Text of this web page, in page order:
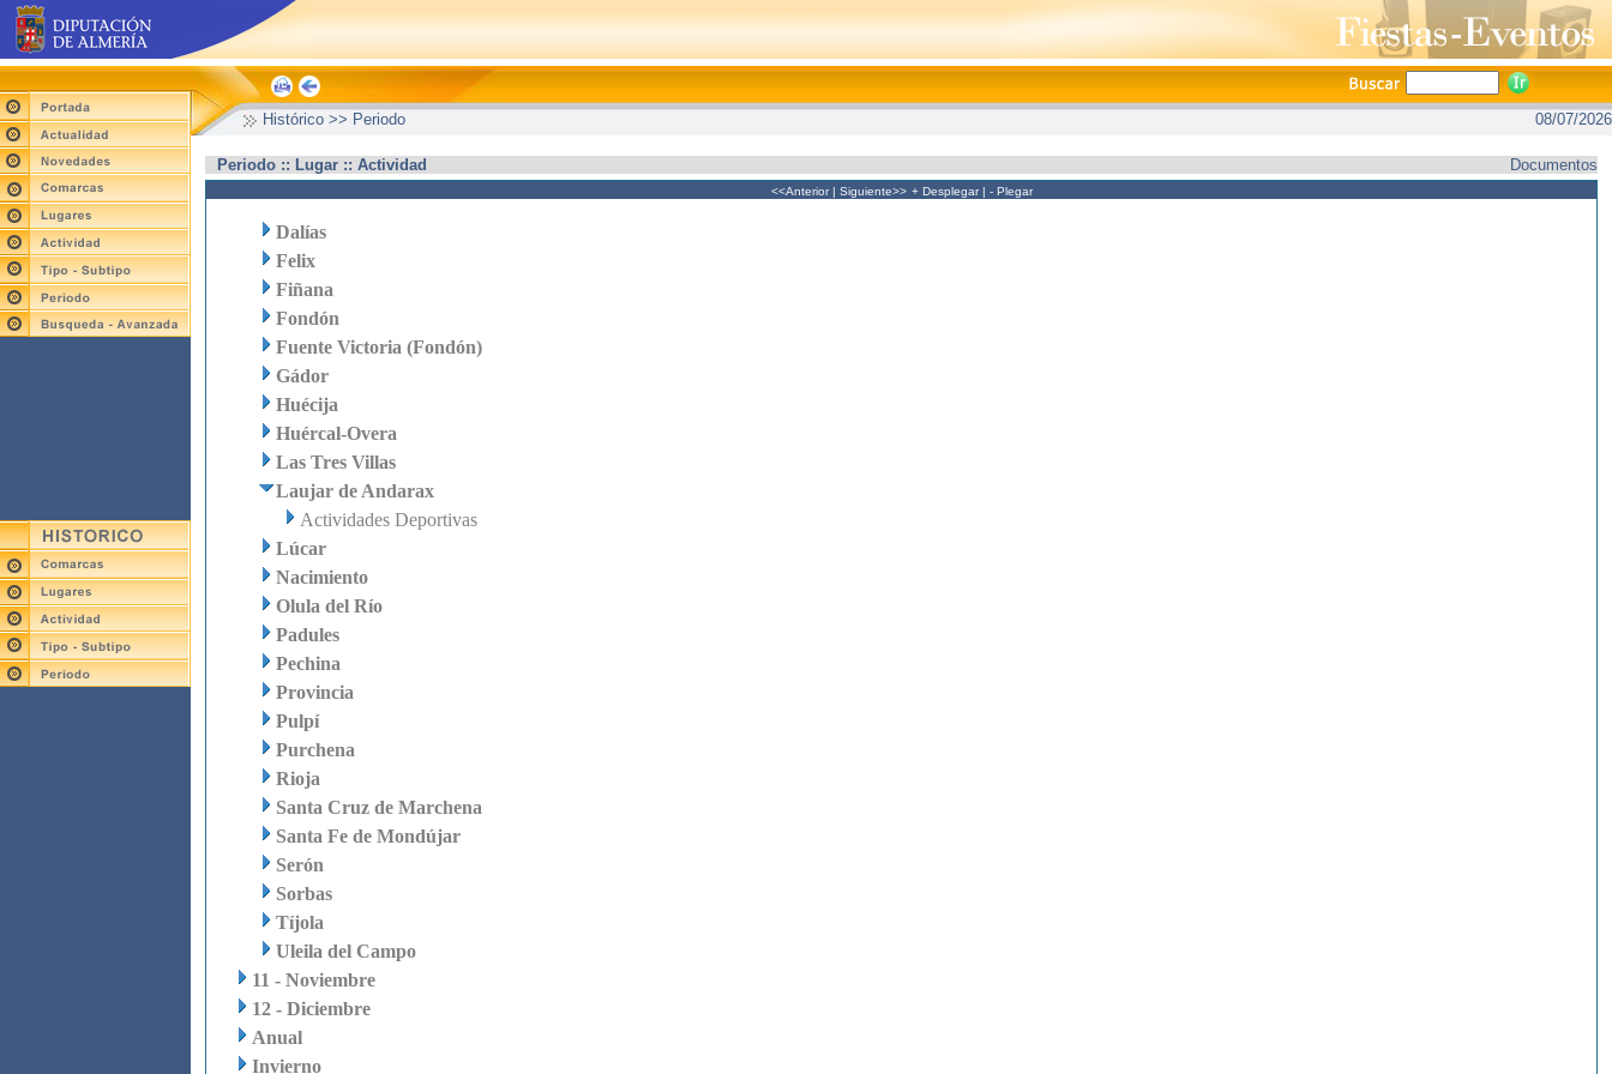
Histórico >> Periodo 08/07/2026
Periodo :: Lugar :: Actividad Documentos
<<Anterior| Siguiente>> + Desplegar| - Plegar
Dalías
Felix
Fiñana
Fondón
Fuente Victoria (Fondón)
Gádor
Huécija
Huércal-Overa
Las Tres Villas
Laujar de Andarax
Actividades Deportivas
Lúcar
Nacimiento
Olula del Río
Padules
Pechina
Provincia
Pulpí
Purchena
Rioja
Santa Cruz de Marchena
Santa Fe de Mondújar
Serón
Sorbas
Tíjola
Uleila del Campo
11 - Noviembre
12 - Diciembre
Anual
Invierno